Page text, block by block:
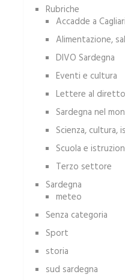
Rubriche
Accadde a Cagliari
Alimentazione,
DIVO Sardegna
Eventi e cultura
Lettere al
Sardegna nel
Scienza, cultura,
Scuola e
Terzo settore
Sardegna
meteo
Senza categoria
Sport
storia
sud sardegna